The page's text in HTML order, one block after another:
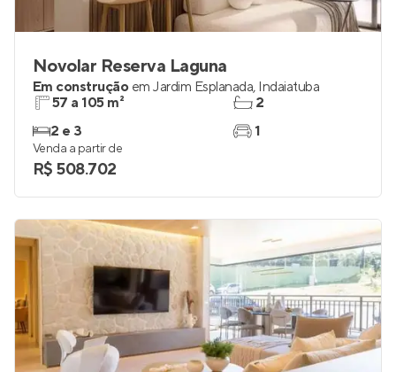
Novolar Reserva Laguna
Em construção em Jardim Esplanada, Indaiatuba
57 a 105 m²
2 e 3
2
1
Venda a partir de
R$ 508.702